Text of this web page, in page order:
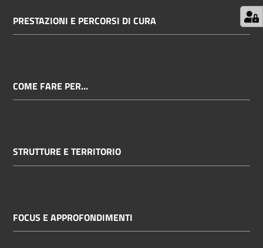
PRESTAZIONI E PERCORSI DI CURA
COME FARE PER...
STRUTTURE E TERRITORIO
FOCUS E APPROFONDIMENTI